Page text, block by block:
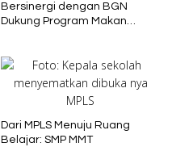
Bersinergi dengan BGN
Dukung Program Makan
Dari MPLS Menuju Ruang
Belajar: SMP MMT